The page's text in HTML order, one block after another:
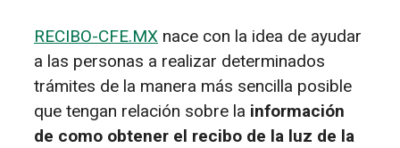
RECIBO-CFE.MX nace con la idea de ayudar
a las personas a realizar determinados
trámites de la manera más sencilla posible
que tengan relación sobre la información
de como obtener el recibo de la luz de la